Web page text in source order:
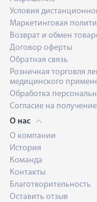
Условия
Маркетинговая
Возврат и обмен
Договор оферты
Обратная связь
Розничная торговля
медицинского
Обработка
Согласие на
О нас
О компании
История
Команда
Контакты
Благотворительность
Оставить отзыв